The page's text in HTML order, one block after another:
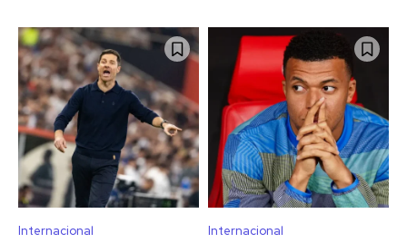
Internacional Internacional